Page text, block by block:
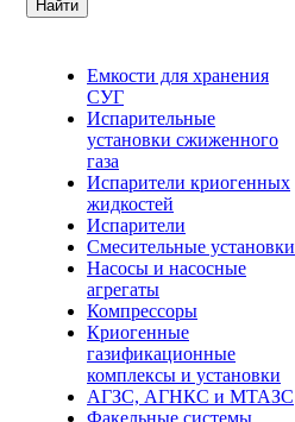
Емкости для хранения
СУГ
Испарительные
установки сжиженного
газа
Испарители криогенных
жидкостей
Испарители
Смесительные установки
Насосы и насосные
агрегаты
Компрессоры
Криогенные
газификационные
комплексы и установки
АГЗС, АГНКС и МТАЗС
Факельные системы